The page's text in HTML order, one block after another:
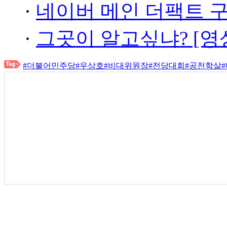
· 네이버 메인 더팩트
· 그곳이 알고싶냐? [
#더불어민주당#우상호#비대위원장#전당대회 #공천학살